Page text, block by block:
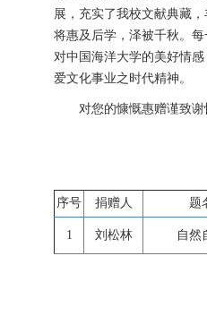
展，充实了我校文献典藏
将惠及后学，泽被千秋。
对中国海洋大学的美好情
爱文化事业之时代精神。
对您的慷慨惠赠谨致谢
序号 捐赠人 题
1 刘松林 自然